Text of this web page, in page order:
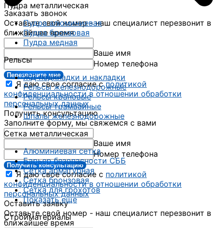
Пудра металлическая
Пудра алюминиевая
Пудра бронзовая
Пудра медная
Рельсы
ЖД подкладки и накладки
Рельсы железнодорожные
Рельсы крановые
Рельсы трамвайные
Шпалы железнодорожные
Сетка металлическая
Алюминиевая сетка
Барьер безопасности СББ
Сетка арматурная
Сетка бронзовая
Сетка для грохотов
Показать еще
Стройматериалы
Заказать звонок
Оставьте свой номер - наш специалист перезвонит в
ближайшее время
Ваше имя
Номер телефона
Перезвоните мне
Я даю свое согласие сполитикой
конфиденциальности в отношении обработки
персональных данных
Получить консультацию
Заполните форму, мы свяжемся с вами
Ваше имя
Номер телефона
Получить консультацию
Я даю свое согласие с политикой
конфиденциальности в отношении обработки
персональных данных
Оставить заявку
Оставьте свой номер - наш специалист перезвонит в
ближайшее время